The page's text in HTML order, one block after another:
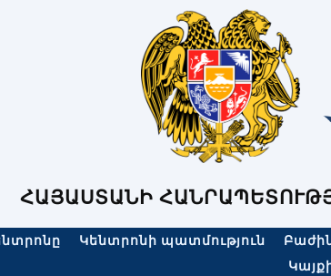
ՀԱՅԱՍՏԱՆԻ
Կենտրոնի պատմություն